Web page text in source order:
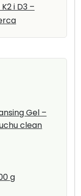
i D3 –
Gel –
clean
g